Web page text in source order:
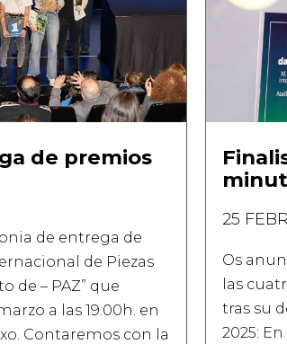
de premios
de entrega de
de Piezas
de – PAZ” que
a las 19:00h. en
Contaremos con la
25
Os
las
tras su
2025: